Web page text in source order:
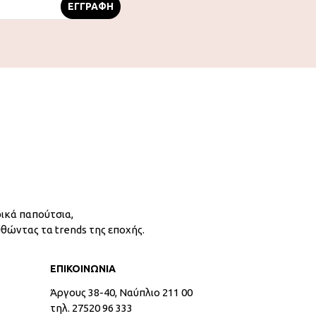
παπούτσια,
τα trends της εποχής.
ΕΠΙΚΟΙΝΩΝΙΑ
Άργους 38-40, Ναύπλιο 211 00
τηλ. 27520 96 333